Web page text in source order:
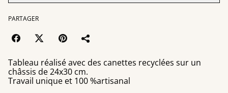
PARTAGER
Tableau réalisé avec des canettes recyclées sur un
châssis de 24x30 cm.
Travail unique et 100 %artisanal